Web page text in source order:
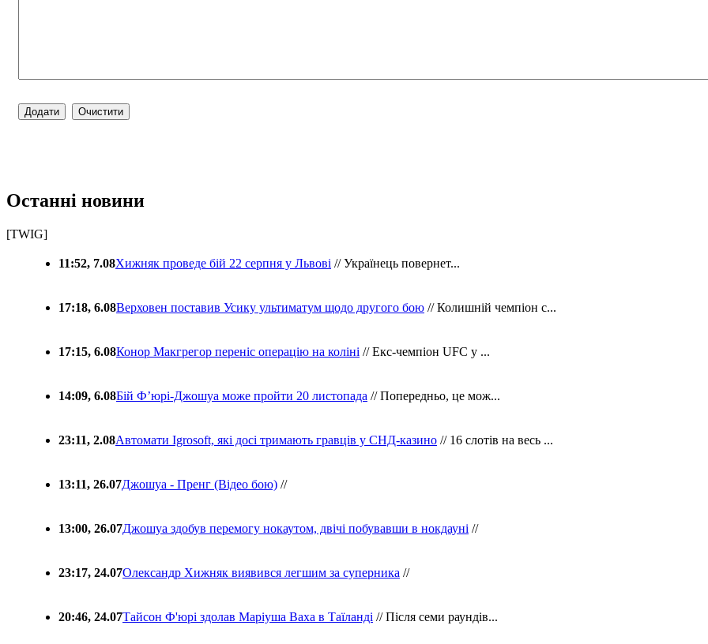
Останні новини
[TWIG]
11:52, 7.08Хижняк проведе бій 22 серпня у Львові // Українець повернет...
17:18, 6.08Верховен поставив Усику ультиматум щодо другого бою // Колишній чемпіон с...
17:15, 6.08Конор Макгрегор переніс операцію на коліні // Екс-чемпіон UFC у ...
14:09, 6.08Бій Ф’юрі-Джошуа може пройти 20 листопада // Попередньо, це мож...
23:11, 2.08Автомати Igrosoft, які досі тримають гравців у СНД-казино // 16 слотів на весь ...
13:11, 26.07Джошуа - Пренг (Відео бою) //
13:00, 26.07Джошуа здобув перемогу нокаутом, двічі побувавши в нокдауні //
23:17, 24.07Олександр Хижняк виявився легшим за суперника //
20:46, 24.07Тайсон Ф'юрі здолав Маріуша Ваха в Таїланді // Після семи раундів...